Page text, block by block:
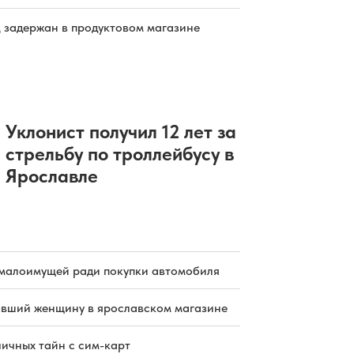
в продуктовом магазине
Уклонист получил 12 лет за
стрельбу по троллейбусу в
Ярославле
ради покупки автомобиля
женщину в ярославском магазине
тайн с сим-карт